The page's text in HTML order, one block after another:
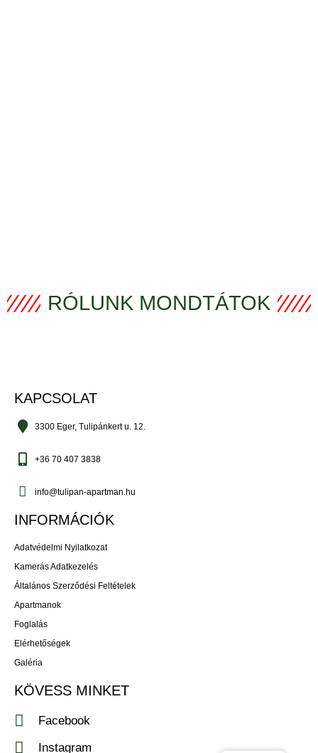
RÓLUNK MONDTÁTOK
KAPCSOLAT
3300 Eger, Tulipánkert u. 12.
+36 70 407 3838
info@tulipan-apartman.hu
INFORMÁCIÓK
Adatvédelmi Nyilatkozat
Kamerás Adatkezelés
Általános Szerződési Feltételek
Apartmanok
Foglalás
Elérhetőségek
Galéria
KÖVESS MINKET
Facebook
Instagram